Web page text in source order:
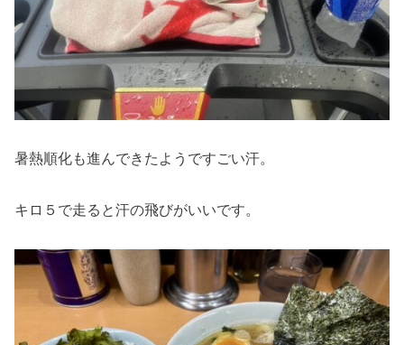
暑熱順化も進んできたようですごい汗。
キロ５で走ると汗の飛びがいいです。